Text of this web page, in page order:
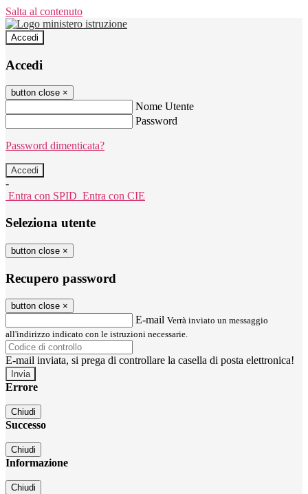
Salta al contenuto
Accedi
Accedi
button close ×
Nome Utente
Password
Password dimenticata?
-
Entra con SPID Entra con CIE
Seleziona utente
button close ×
Recupero password
button close ×
E-mail Verrà inviato un messaggio
all'indirizzo indicato con le istruzioni necessarie.
E-mail inviata, si prega di controllare la casella di posta elettronica!
Errore
Chiudi
Successo
Chiudi
Informazione
Chiudi